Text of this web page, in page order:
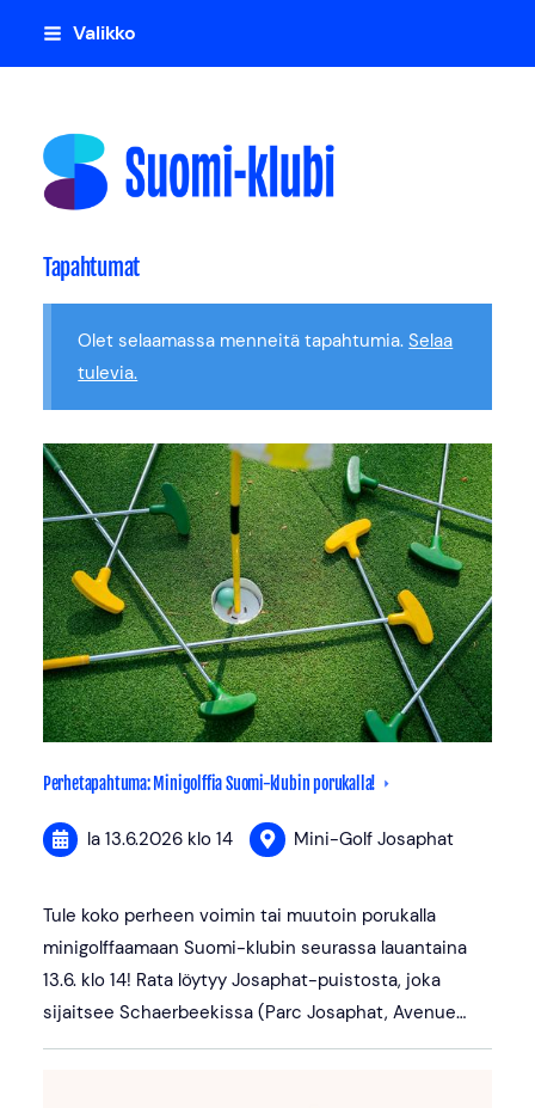
Siirry
Valikko
Suomi-klubi
Tapahtumat
Olet selaamassa menneitä tapahtumia.Selaa
tulevia.
Perhetapahtuma: Minigolffia Suomi-klubin porukalla!
la 13.6.2026 klo 14 Mini-Golf Josaphat
Tule koko perheen voimin tai muutoin porukalla
minigolffaamaan Suomi-klubin seurassa lauantaina
13.6. klo 14! Rata löytyy Josaphat-puistosta, joka
sijaitsee Schaerbeekissa (Parc Josaphat, Avenue…